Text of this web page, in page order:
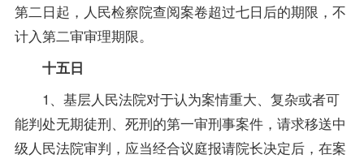
第二日起，人民检察院查阅案卷超过七日后的期限，不
计入第二审审理期限。
十五日
1、基层人民法院对于认为案情重大、复杂或者可
能判处无期徒刑、死刑的第一审刑事案件，请求移送中
级人民法院审判，应当经合议庭报请院长决定后，在案